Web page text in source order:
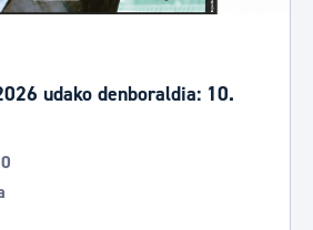
udako denboraldia: 10.